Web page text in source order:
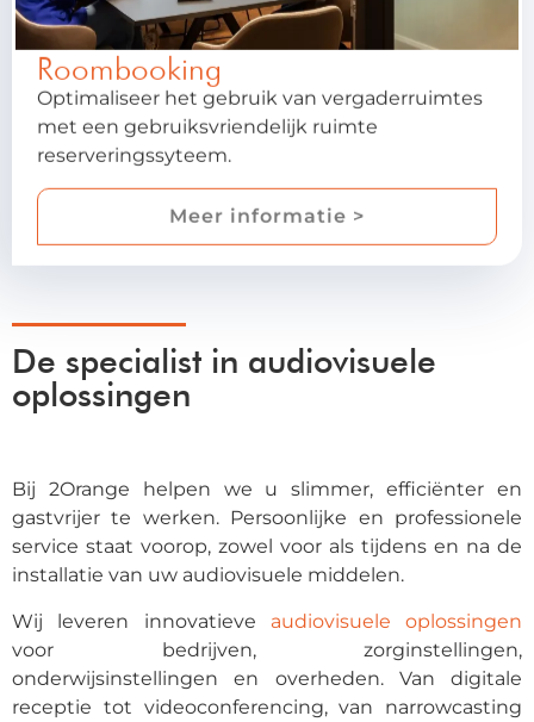
Roombooking
Optimaliseer het gebruik van vergaderruimtes
met een gebruiksvriendelijk ruimte
reserveringssyteem.
Meer informatie >
De specialist in audiovisuele
oplossingen
Bij 2Orange helpen we u slimmer, efficiënter en
gastvrijer te werken. Persoonlijke en professionele
service staat voorop, zowel voor als tijdens en na de
installatie van uw audiovisuele middelen.
Wij leveren innovatieve audiovisuele oplossingen
voor bedrijven, zorginstellingen,
onderwijsinstellingen en overheden. Van digitale
receptie tot videoconferencing, van narrowcasting